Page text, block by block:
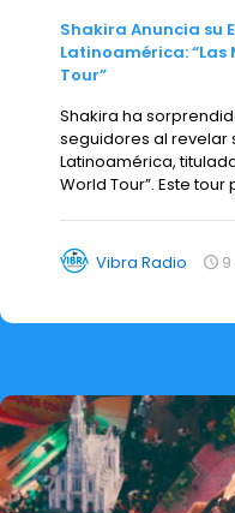
Shakira Anuncia su
Latinoamérica: “Las
Tour”
Shakira ha
seguidores al revelar
Latinoamérica,
World Tour”. Este
Vibra Radio